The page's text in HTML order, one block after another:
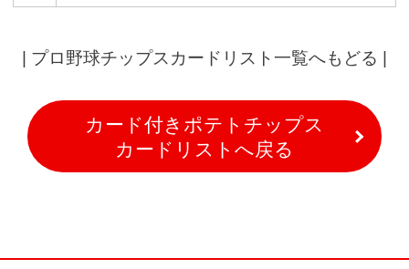
プロ野球チップスカードリスト一覧へもどる
カード付きポテトチップス
カードリストへ戻る